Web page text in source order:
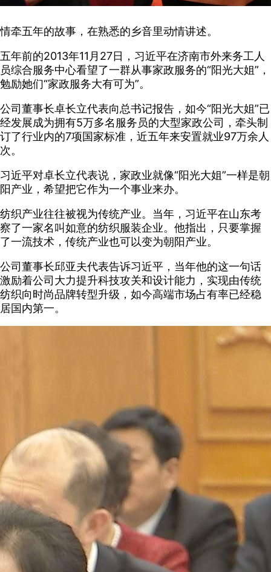
情牵五年的故事，在熟悉的乡音里动情讲述。
五年前的2013年11月27日，习近平在济南市外来务工人
员综合服务中心看望了一群从事家政服务的“阳光大姐”，
勉励她们“家政服务大有可为”。
公司董事长卓长立代表向总书记报告，如今“阳光大姐”已
经发展成为拥有5万多名服务员的大型家政公司，牵头制
订了行业内的7项国家标准，近五年来安置就业97万余人
次。
习近平对卓长立代表说，家政业就像“阳光大姐”一样是朝
阳产业，希望把它作为一个事业来办。
纺织产业往往被视为传统产业。当年，习近平在山东考
察了一家名叫如意的纺织服装企业。他指出，只要掌握
了一流技术，传统产业也可以变为朝阳产业。
公司董事长邱亚夫代表告诉习近平，当年他的这一句话
激励着公司大力提升科技攻关和设计能力，实现由传统
纺织向时尚品牌转型升级，如今高端市场占有率已经稳
居国内第一。